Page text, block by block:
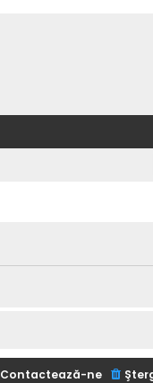
Contactează-ne